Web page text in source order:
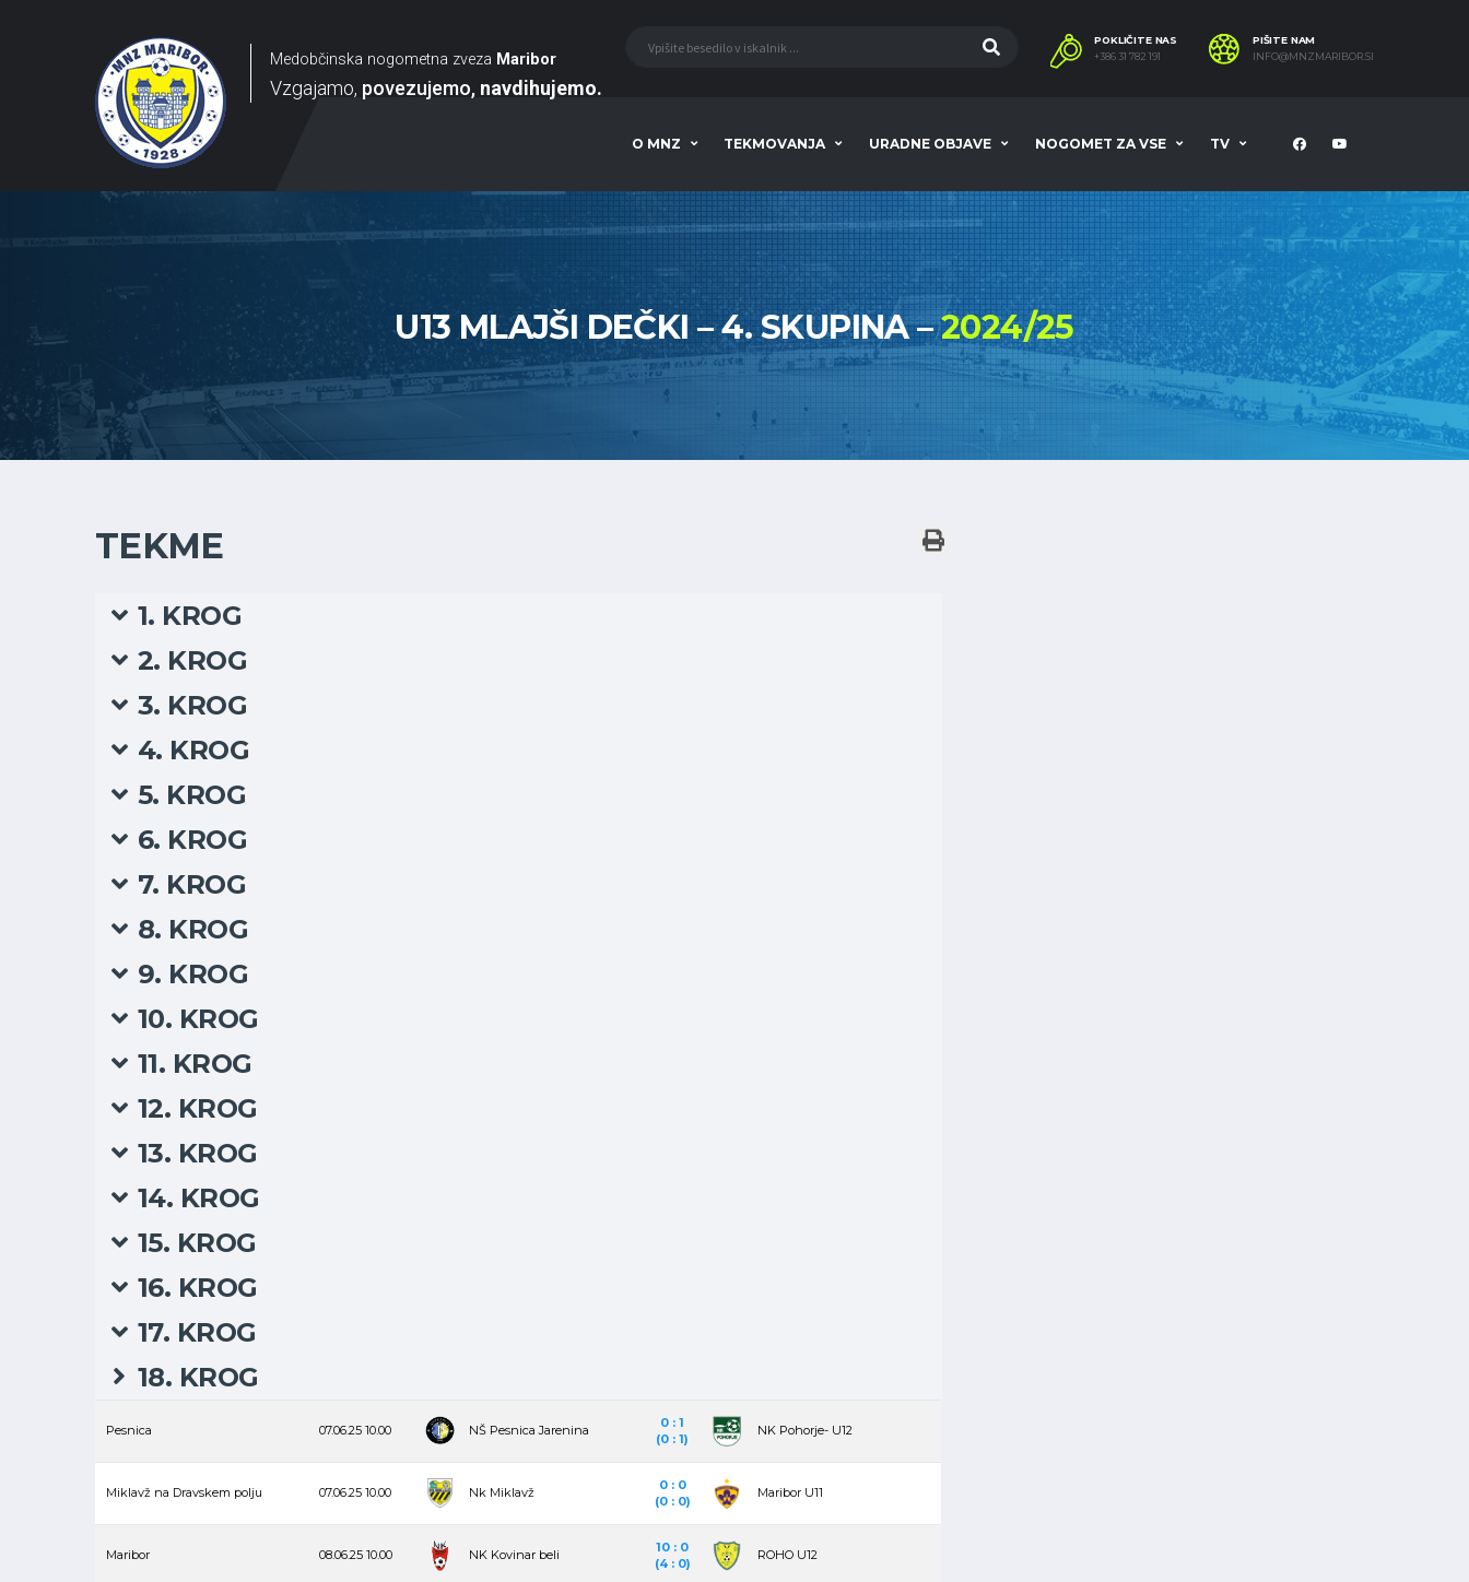
POKLIČITE NAS
+386 31 782 191
PIŠITE NAM
INFO@MNZMARIBOR.SI
Medobčinska nogometna zveza Maribor
Vzgajamo povezujemo navdihujemo
O MNZ TEKMOVANJA URADNE OBJAVE NOGOMET ZA VSE TV
U13 MLAJŠI DEČKI – 4. SKUPINA –2024/25
TEKME
1. KROG
2. KROG
3. KROG
4. KROG
5. KROG
6. KROG
7. KROG
8. KROG
9. KROG
10. KROG
11. KROG
12. KROG
13. KROG
14. KROG
15. KROG
16. KROG
17. KROG
18. KROG
Pesnica 07.06.25 10.00 NŠ Pesnica Jarenina
0 : 1
(0 : 1)
NK Pohorje- U12
Miklavž na Dravskem polju 07.06.25 10.00 Nk Miklavž
0 : 0
(0 : 0)
Maribor U11
Maribor 08.06.25 10.00 NK Kovinar beli
10 : 0
(4 : 0)
ROHO U12